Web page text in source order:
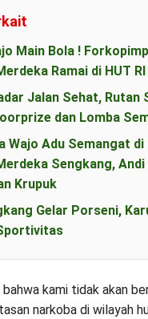
Main Bola !
Ramai di HUT RI
Jalan Sehat, Rutan
dan Lomba
Wajo Adu Semangat di
Sengkang,
Krupuk
Gelar Porseni,
bahwa kami tidak akan
narkoba di wilayah